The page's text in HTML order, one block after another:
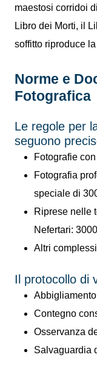
maestosi corridoi
Libro dei Morti, il
soffitto riproduce
Norme e
Fotografica
Le regole per
seguono
Fotografie
Fotografia
speciale di
Riprese nelle
Nefertari:
Altri
Il protocollo di
Contegno
Osservanza
Salvaguardia